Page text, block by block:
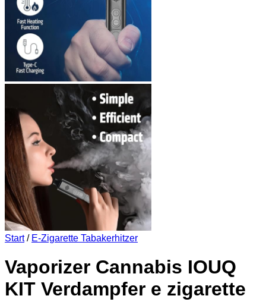
Start / E-Zigarette Tabakerhitzer
Vaporizer Cannabis IOUQ
KIT Verdampfer e zigarette